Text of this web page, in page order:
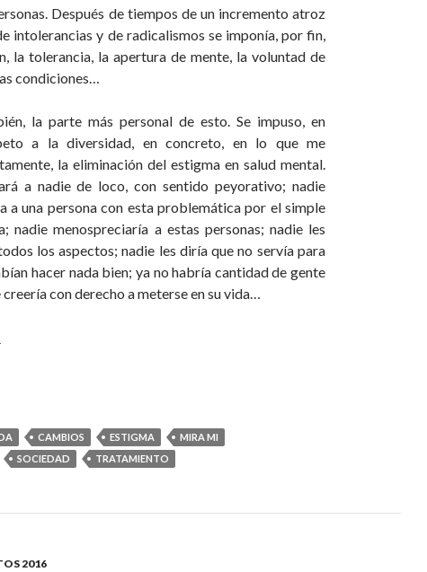
Después de tiempos de un incremento atroz
intolerancias y de radicalismos se imponía, por fin,
la tolerancia, la apertura de mente, la voluntad de
condiciones…
la parte más personal de esto. Se impuso, en
a la diversidad, en concreto, en lo que me
la eliminación del estigma en salud mental.
a nadie de loco, con sentido peyorativo; nadie
a una persona con esta problemática por el simple
nadie menospreciaría a estas personas; nadie les
los aspectos; nadie les diría que no servía para
hacer nada bien; ya no habría cantidad de gente
con derecho a meterse en su vida…
recuperación
CAMBIOS ESTIGMA
MIRA MI
SOCIEDAD TRATAMIENTO
2016